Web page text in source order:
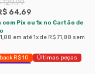
129,99
64,69
com Pix ou 1x no Cartão de
em até1x de R$ 71,88 sem
R$ 10
Últimas peças
50%